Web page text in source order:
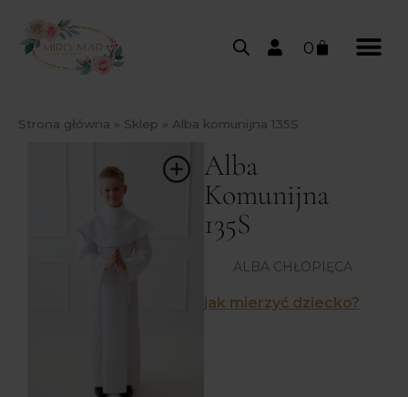
0
Strona główna » Sklep » Alba komunijna 135S
Alba
Komunijna
135S
ALBA CHŁOPIĘCA
jak mierzyć dziecko?